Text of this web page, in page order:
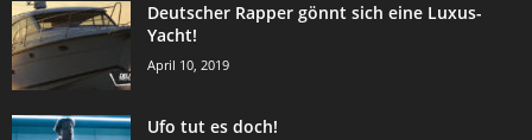
Deutscher Rapper gönnt sich eine Luxus-
Yacht!
April 10, 2019
Ufo tut es doch!